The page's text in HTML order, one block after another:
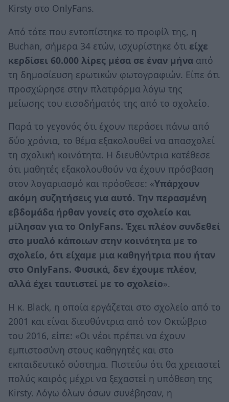
Kirsty στο OnlyFans.
Από τότε που εντοπίστηκε το προφίλ της, η
Buchan, σήμερα 34 ετών, ισχυρίστηκε ότι είχε
κερδίσει 60.000 λίρες μέσα σε έναν μήνα από
τη δημοσίευση ερωτικών φωτογραφιών. Είπε ότι
προσχώρησε στην πλατφόρμα λόγω της
μείωσης του εισοδήματός της από το σχολείο.
Παρά το γεγονός ότι έχουν περάσει πάνω από
δύο χρόνια, το θέμα εξακολουθεί να απασχολεί
τη σχολική κοινότητα. Η διευθύντρια κατέθεσε
ότι μαθητές εξακολουθούν να έχουν πρόσβαση
στον λογαριασμό και πρόσθεσε: «Υπάρχουν
ακόμη συζητήσεις για αυτό. Την περασμένη
εβδομάδα ήρθαν γονείς στο σχολείο και
μίλησαν για το OnlyFans. Έχει πλέον συνδεθεί
στο μυαλό κάποιων στην κοινότητα με το
σχολείο, ότι είχαμε μια καθηγήτρια που ήταν
στο OnlyFans. Φυσικά, δεν έχουμε πλέον,
αλλά έχει ταυτιστεί με το σχολείο».
Η κ. Black, η οποία εργάζεται στο σχολείο από το
2001 και είναι διευθύντρια από τον Οκτώβριο
του 2016, είπε: «Οι νέοι πρέπει να έχουν
εμπιστοσύνη στους καθηγητές και στο
εκπαιδευτικό σύστημα. Πιστεύω ότι θα χρειαστεί
πολύς καιρός μέχρι να ξεχαστεί η υπόθεση της
Kirsty. Λόγω όλων όσων συνέβησαν, η